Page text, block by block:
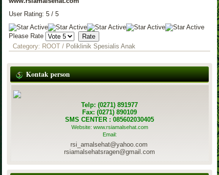
User Rating:5 /5
Please Rate
Category: ROOT / Poliklinik Spesialis Anak
Kontak person
Telp: (0271) 891977
Fax: (0271) 890109
SMS CENTER : 085602030405
Website: www.rsiamalsehat.com
Email:
rsi_amalsehat@yahoo.com
rsiamalsehatsragen@gmail.com